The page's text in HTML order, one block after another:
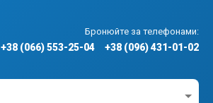
Бронюйте за телефонами:
+38 (066) 553-25-04 +38 (096) 431-01-02